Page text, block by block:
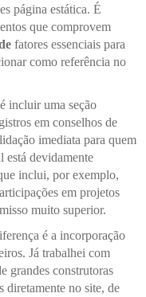
página estática. É
que comprovem
fatores essenciais para
como referência no
incluir uma seção
em conselhos de
imediata para quem
está devidamente
inclui, por exemplo,
em projetos
muito superior.
é a incorporação
Já trabalhei com
grandes construtoras
diretamente no site, de